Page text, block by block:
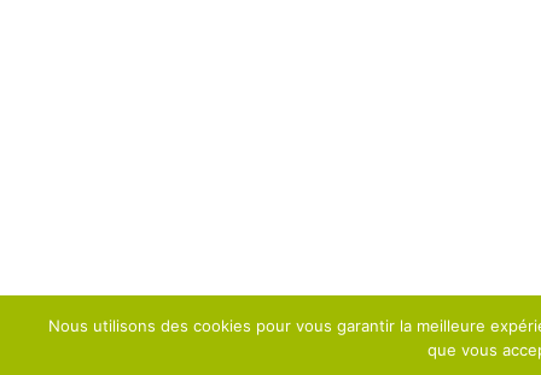
Nous utilisons des cookies pour vous garantir la meilleure
que vous